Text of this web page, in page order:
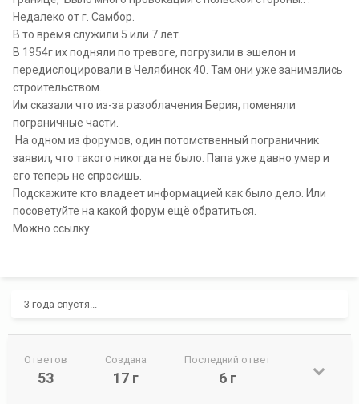
Недалеко от г. Самбор.
В то время служили 5 или 7 лет.
В 1954г их подняли по тревоге, погрузили в эшелон и
передислоцировали в Челябинск 40. Там они уже занимались
строительством.
Им сказали что из-за разоблачения Берия, поменяли
пограничные части.
На одном из форумов, один потомственный пограничник
заявил, что такого никогда не было. Папа уже давно умер и
его теперь не спросишь.
Подскажите кто владеет информацией как было дело. Или
посоветуйте на какой форум ещё обратиться.
Можно ссылку.
3 года спустя...
Ответов
53
Создана
17 г
Последний ответ
6 г